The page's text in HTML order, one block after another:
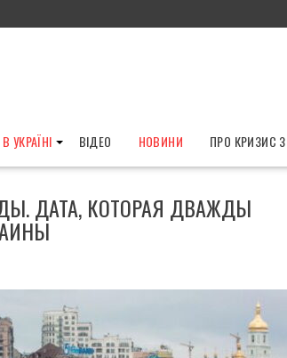
В УКРАЇНІ ВІДЕО НОВИНИ ПРО КРИЗИС
ДАТА, КОТОРАЯ ДВАЖДЫ